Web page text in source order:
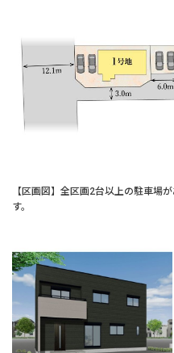
【区画図】全区画2台以上の駐車場
す。